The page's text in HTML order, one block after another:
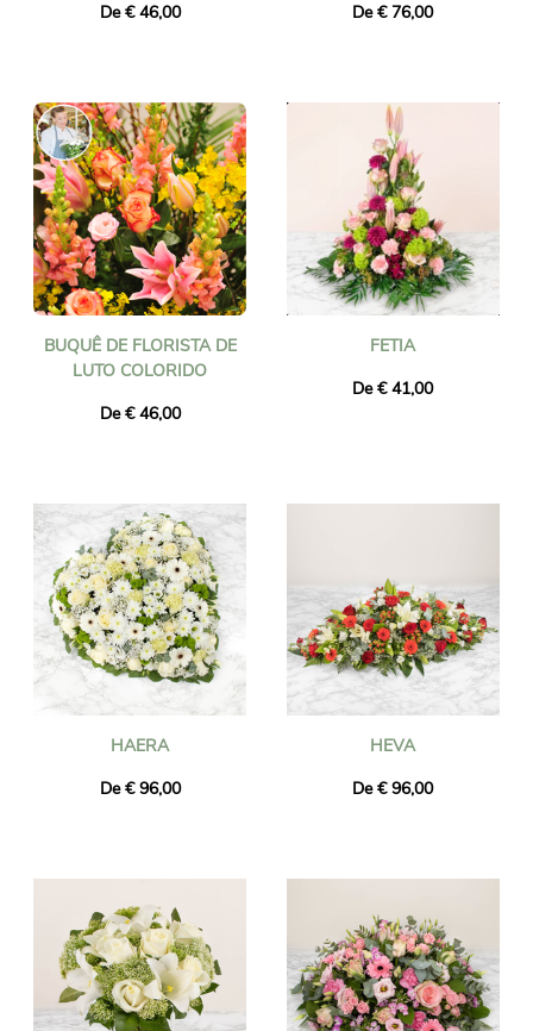
De € 46,00 De € 76,00
BUQUÊ DE FLORISTA DE
LUTO COLORIDO
De € 46,00
FETIA
De € 41,00
HAERA
De € 96,00
HEVA
De € 96,00